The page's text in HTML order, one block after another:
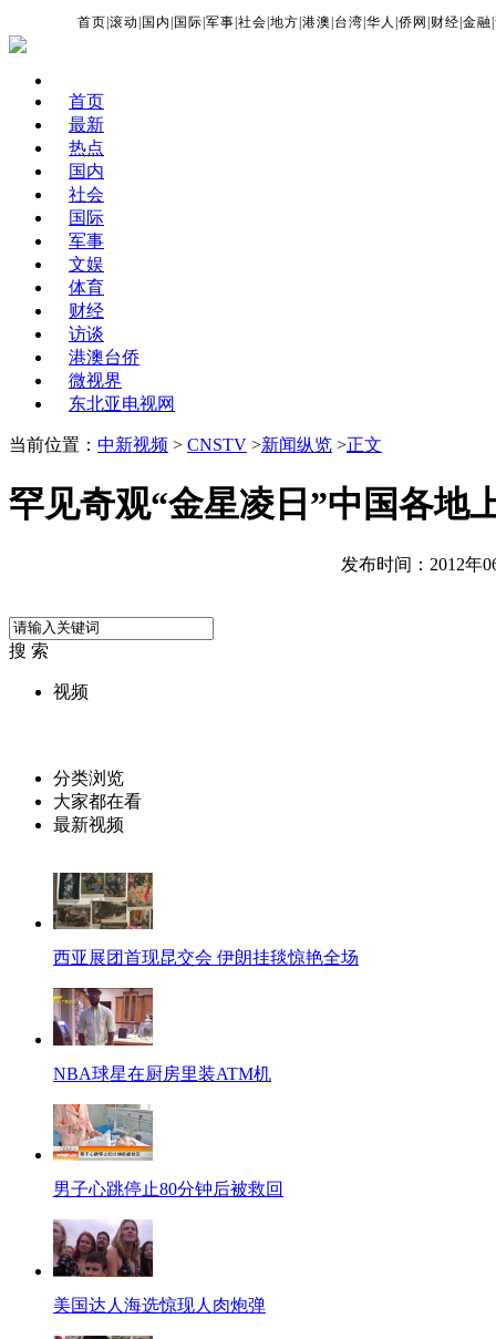
首页 |滚动 国内 国际 |军事 |社会 |地方 |港澳 台湾 |华人 |侨网 财经 |金融 |
首页
最新
热点
国内
社会
国际
军事
文娱
体育
财经
访谈
港澳台侨
微视界
东北亚电视网
当前位置： 中新视频 > CNSTV >新闻纵览 >正文
罕见奇观“金星凌日”中国各地
发布时间：2012年
搜 索
视频
分类浏览
大家都在看
最新视频
西亚展团首现昆交会 伊朗挂毯惊艳全场
NBA球星在厨房里装ATM机
男子心跳停止80分钟后被救回
美国达人海选惊现人肉炮弹